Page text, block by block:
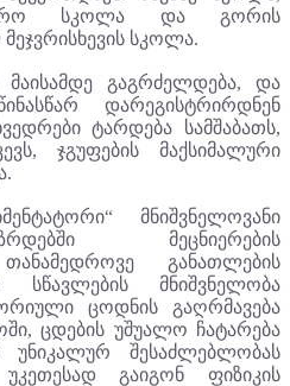
სკოლა და გორის
სკოლა.
გაგრძელდება, და
დარეგისტრირდნენ
ტარდება სამშაბათს,
ჯგუფების მაქსიმალური
მნიშვნელოვანი
მეცნიერების
განათლების
სწავლების მნიშვნელობა
ცოდნის გაღრმავება
ცდების უშუალო ჩატარება
უნიკალურ შესაძლებლობას
გაიგონ ფიზიკის